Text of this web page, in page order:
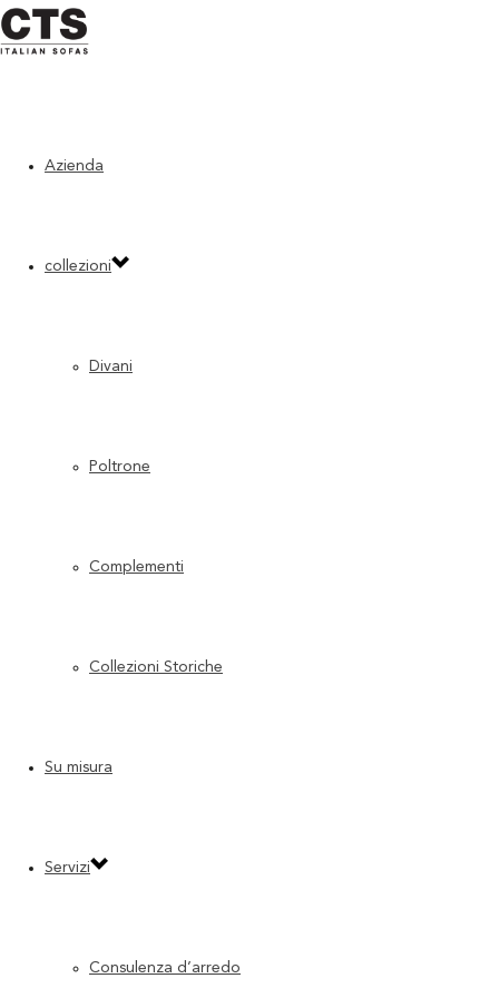
Azienda
collezioni
Divani
Poltrone
Complementi
Collezioni Storiche
Su misura
Servizi
Consulenza d’arredo
Home»Collezioni Storiche